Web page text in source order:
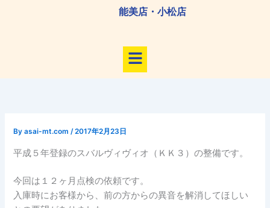
能美店・小松店
メ
ニ
Byasai-mt.com/2017年2月23日
平成５年登録のスバルヴィヴィオ（ＫＫ３）の整備です。
今回は１２ヶ月点検の依頼です。
入庫時にお客様から、前の方からの異音を解消してほしい